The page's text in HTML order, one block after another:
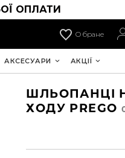
ОПЛАТИ
Обране
ДО
АКСЕСУАРИ АКЦІЇ
ШЛЬОПАНЦІ
ХОДУ PREGO